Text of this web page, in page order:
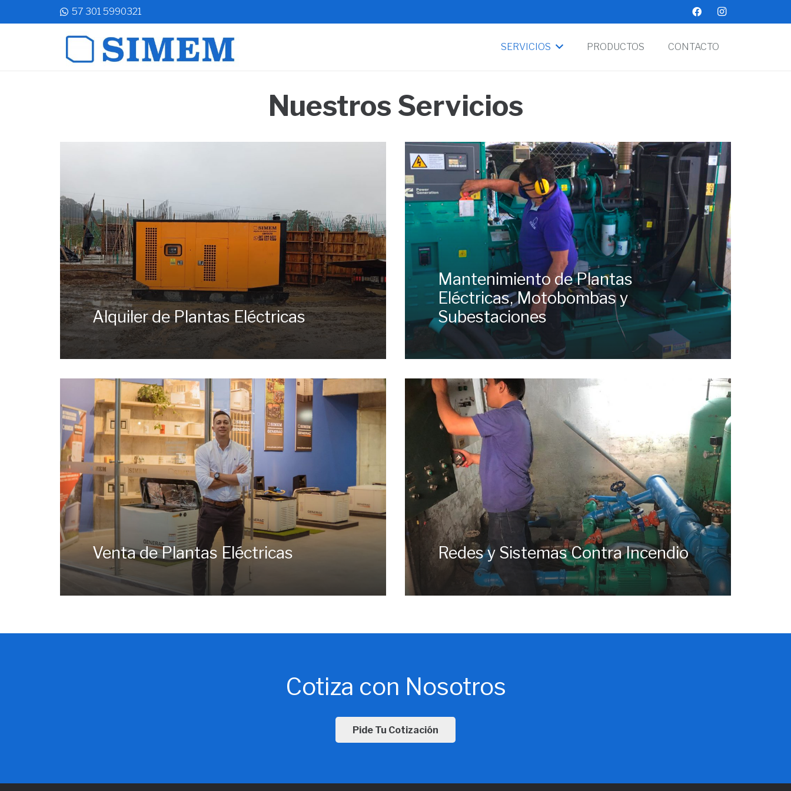
57 301 5990321
SERVICIOS PRODUCTOS CONTACTO
Nuestros Servicios
Alquiler de Plantas Eléctricas
Mantenimiento de Plantas
Eléctricas, Motobombas y
Subestaciones
Venta de Plantas Eléctricas Redes y Sistemas Contra Incendio
Cotiza con Nosotros
Pide Tu Cotización